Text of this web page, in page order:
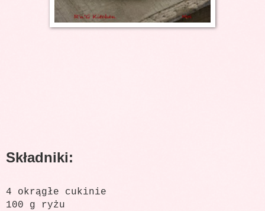
Składniki:
4 okrągłe cukinie
100 g ryżu